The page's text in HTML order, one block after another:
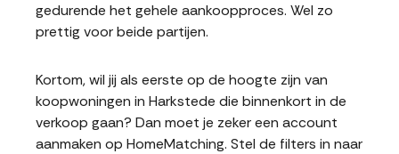
gedurende het gehele aankoopproces. Wel zo
prettig voor beide partijen.
Kortom, wil jij als eerste op de hoogte zijn van
koopwoningen in Harkstede die binnenkort in de
verkoop gaan? Dan moet je zeker een account
aanmaken op HomeMatching. Stel de filters in naar